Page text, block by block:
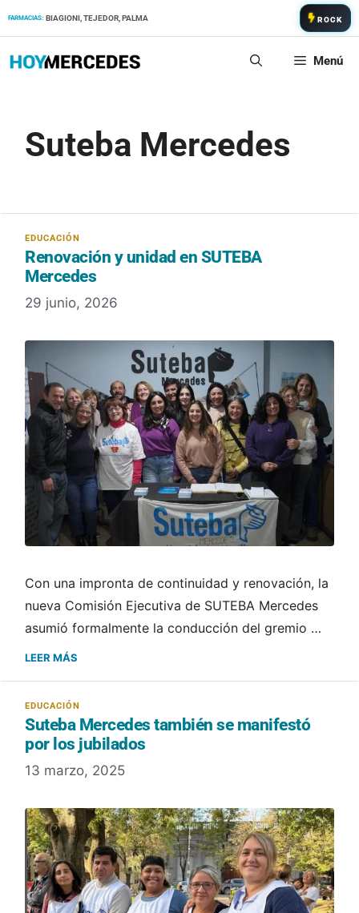
FARMACIAS: BIAGIONI, TEJEDOR, PALMA ROCK
Menú
Suteba Mercedes
Renovación y unidad en SUTEBA
Mercedes
29 junio, 2026
Con una impronta de continuidad y renovación, la
nueva Comisión Ejecutiva de SUTEBA Mercedes
asumió formalmente la conducción del gremio …
LEER MÁS
Suteba Mercedes también se manifestó
por los jubilados
13 marzo, 2025